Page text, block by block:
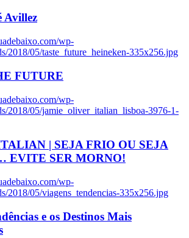
Avillez
wp-
2018/05/taste_future_heineken-335x256.jpg
FUTURE
wp-
2018/05/jamie_oliver_italian_lisboa-3976-1-
| SEJA FRIO OU SEJA
EVITE SER MORNO!
wp-
2018/05/viagens_tendencias-335x256.jpg
e os Destinos Mais